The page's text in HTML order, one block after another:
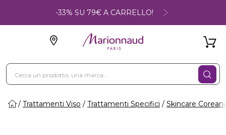
-33% SU 79€ A CARRELLO!
Trattamenti Viso Trattamenti Specifici Skincare